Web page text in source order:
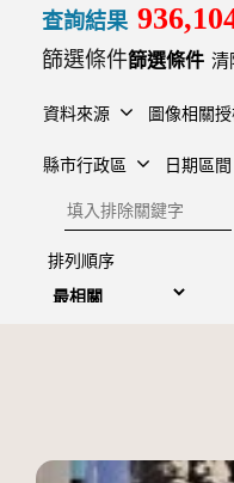
查詢結果
篩選條件
清
資料來源 圖像相關授
縣市行政區 日期區間
排除關鍵字
排列順序